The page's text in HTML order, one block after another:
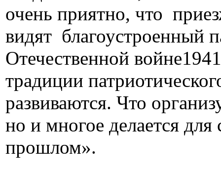
очень приятно, что
видят благоустроенный
Отечественной
традиции
развиваются. Что
но и многое делается
прошлом».